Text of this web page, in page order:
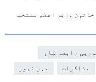
وزیر اعظم منتخب
رابطہ کار
مذاکرات مہر نیوز